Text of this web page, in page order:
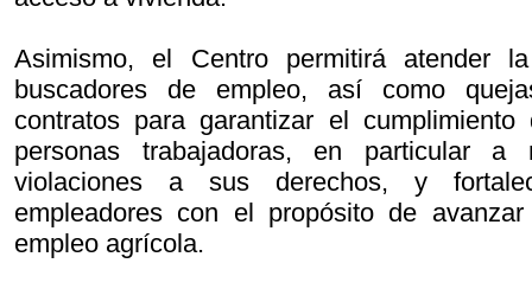
Asimismo, el Centro permitirá atender
buscadores de empleo, así como
contratos para garantizar el
personas trabajadoras, en particular
violaciones a sus derechos, y
empleadores con el propósito de
empleo agrícola.